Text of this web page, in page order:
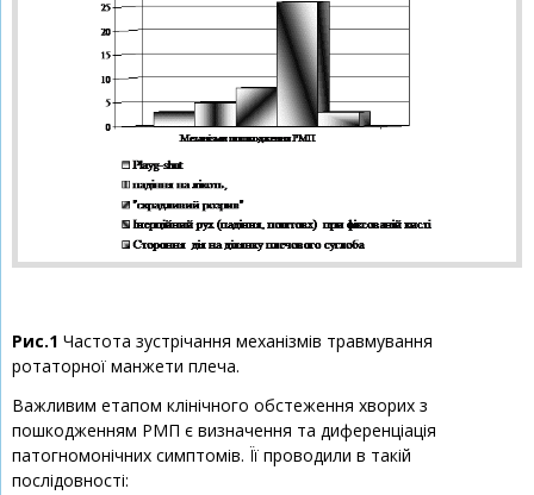
Рис.1 Частота зустрічання механізмів травмування
ротаторної манжети плеча.
Важливим етапом клінічного обстеження хворих з
пошкодженням РМП є визначення та диференціація
патогномонічних симптомів. Її проводили в такій
послідовності: